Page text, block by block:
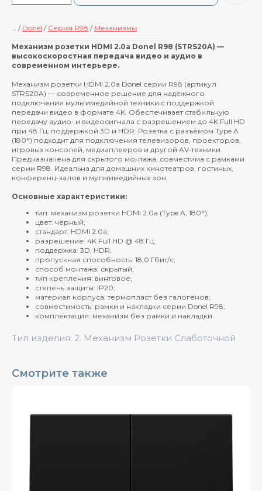
… / Donel / Cерия R98 / Механизмы
Механизм розетки HDMI 2.0a Donel R98 (STRS20A) —
высокоскоростная передача видео и аудио в
современном интерьере.
Механизм розетки HDMI 2.0a Donel серии R98 (артикул
STRS20A) — современное решение для надёжного
подключения мультимедийной техники с поддержкой
передачи видео в формате 4K. Обеспечивает стабильную
передачу аудио‑ и видеосигнала с разрешением до 4K Full HD
при 48 Гц, поддержкой 3D и HDR. Розетка с разъёмом Type A
(180°) подходит для подключения телевизоров, проекторов,
игровых консолей, медиаплееров и другой AV‑техники.
Предназначена для скрытого монтажа, совместима с рамками
серии R98. Идеальна для домашних кинотеатров, гостиных,
конференц‑залов и мультимедийных зон.
Основные характеристики:
тип: механизм розетки HDMI 2.0a (Type A, 180°);
цвет: чёрный;
стандарт: HDMI 2.0a;
разрешение: 4K Full HD @ 48 Гц;
поддержка: 3D, HDR;
пропускная способность: 18,0 Гбит/с;
способ монтажа: скрытый;
тип крепления: винтовое;
степень защиты: IP20;
материал корпуса: термопласт без галогенов;
совместимость: рамки и накладки серии Donel R98;
комплектация: механизм без рамки и накладки.
Тип изделия: 2. Механизм Розетки Слаботочной
Смотрите также